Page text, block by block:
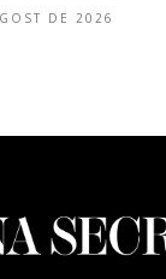
DE 2026